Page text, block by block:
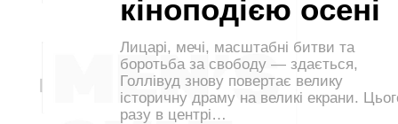
кіноподією осені
Лицарі, мечі, масштабні битви та
боротьба за свободу — здається,
Голлівуд знову повертає велику
історичну драму на великі екрани.
разу в центрі…